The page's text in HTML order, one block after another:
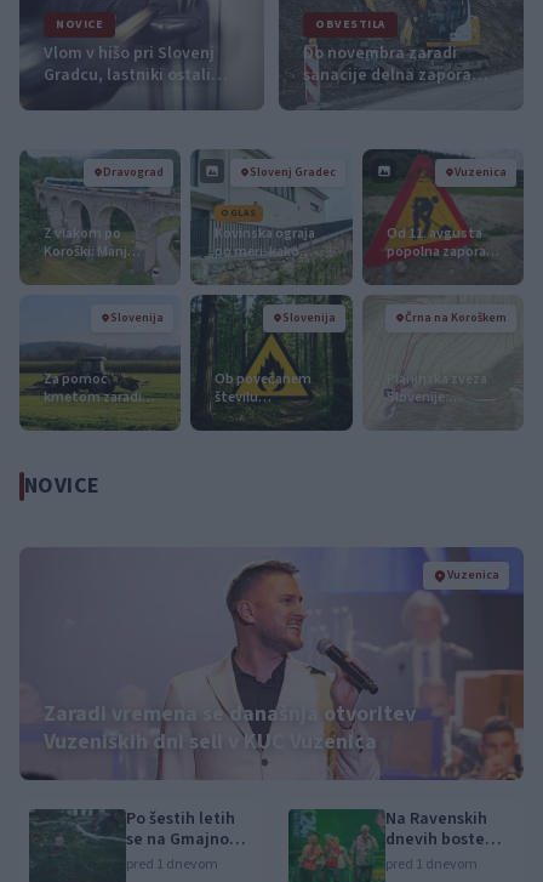
NOVICE
Vlom v hišo pri Slovenj
Gradcu, lastniki ostali
brez orodja in modema
OBVESTILA
Do novembra zaradi
sanacije delna zapora
občinske ceste v
Dravograd
Z vlakom po
Koroški: Manj
udobja
Slovenj Gradec
OGLAS
Kovinska ograja
po meri: kako
izbrati material,
polnilo in izvedbo
Vuzenica
Od 11. avgusta
popolna zapora
ceste Falorn–Sv.
Primož
Slovenija
Za pomoč
kmetom zaradi
nepredvidljivih
dogodkov do
Slovenija
Ob povečanem
številu
podtaknjenih
požarov pozivi
Črna na Koroškem
Planinska zveza
Slovenije:
Začasna zapora
planinske poti in
NOVICE
Vuzenica
Zaradi vremena se današnja otvoritev
Vuzeniških dni seli v KUC Vuzenica
Po šestih letih
se na Gmajno
vrača Dežela
pred 1 dnevom
Na Ravenskih
dnevih boste
žurali s
pred 1 dnevom